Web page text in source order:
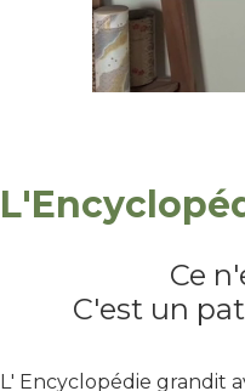
Ce
C'est un
L' Encyclopédie grandit